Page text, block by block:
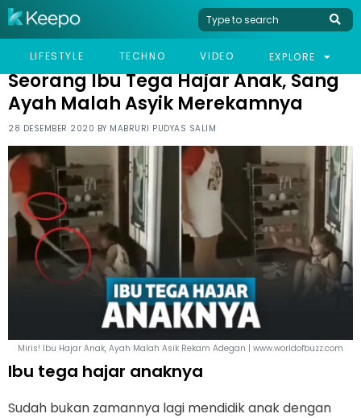
LIFESTYLE TECHNO VIDEO EXPLORE
HOME VIRAL
SEORANG IBU TEGA HAJAR ANAK, SANG AYAH MALAH ASYIK
Seorang Ibu Tega Hajar Anak, Sang
Ayah Malah Asyik Merekamnya
28 DESEMBER 2020 BY MABRURI PUDYAS SALIM
Miris! Ibu Hajar Anak, Ayah Malah Asik Rekam Adegan | www.worldofbuzz.com
Ibu tega hajar anaknya
Sudah bukan zamannya lagi mendidik anak dengan